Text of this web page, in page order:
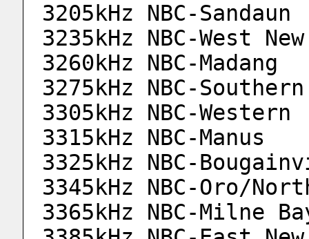
3205kHz NBC-Sandaun
3235kHz NBC-West
3260kHz NBC-Madang
3275kHz NBC-
3305kHz NBC-Western
3315kHz NBC-Manus
3325kHz NBC-
3345kHz NBC-Oro/
3365kHz NBC-Milne